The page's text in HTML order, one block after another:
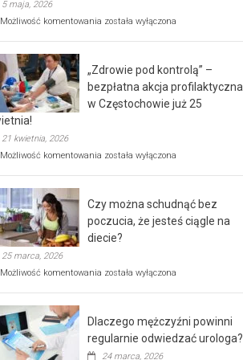
5 maja, 2026
Możliwość komentowania Rusza
rehabilitacji
dla
seniorów!
została wyłączona
„Zdrowie pod kontrolą” –
bezpłatna akcja profilaktyczna
w Częstochowie już 25
21 kwietnia, 2026
Możliwość komentowania „Zdrowie
bezpłatna
akcja
profilaktyczna
w
już
kwietnia!
została wyłączona
Czy można schudnąć bez
poczucia, że jesteś ciągle na
diecie?
25 marca, 2026
Możliwość komentowania Czy
poczucia,
że
została wyłączona
Dlaczego mężczyźni powinni
regularnie odwiedzać urologa?
24 marca, 2026